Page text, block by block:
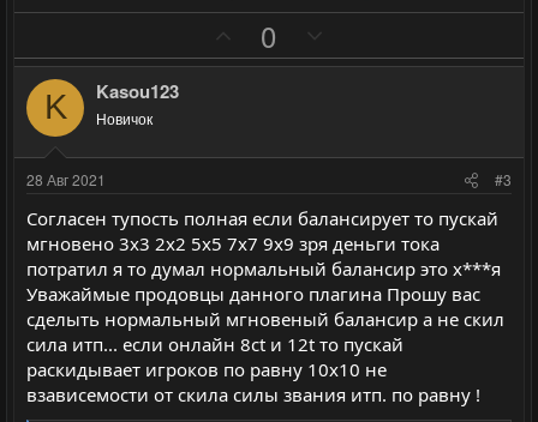
о
т
в
н
ы
й
г
о
л
о
0
е
т
в
н
ы
й
г
о
л
о
K Kasou123
Новичок
28 Авг 2021 #3
Согласен тупость полная если балансирует то пускай
мгновено 3x3 2x2 5x5 7x7 9x9 зря деньги тока
потратил я то думал нормальный балансир это х***я
Уважаймые продовцы данного плагина Прошу вас
сделыть нормальный мгновеный балансир а не скил
сила итп... если онлайн 8ct и 12t то пускай
раскидывает игроков по равну 10x10 не
взависемости от скила силы звания итп. по равну !